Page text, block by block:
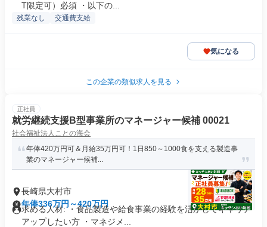
T限定可）必須 ・以下の...
残業なし 交通費支給
気になる
この企業の類似求人を見る
正社員
就労継続支援B型事業所のマネージャー候補 00021
社会福祉法人ことの海会
年俸420万円可＆月給35万円可！1日850～1000食を支える製造事
業のマネージャー候補...
長崎県大村市
年俸336万円～420万円
求める人材: ・食品製造や給食事業の経験を活かしてキャリア
アップしたい方 ・マネジメ...